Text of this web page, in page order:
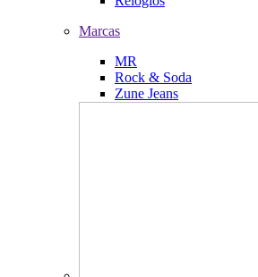
Marcas
MR
Rock & Soda
Zune Jeans